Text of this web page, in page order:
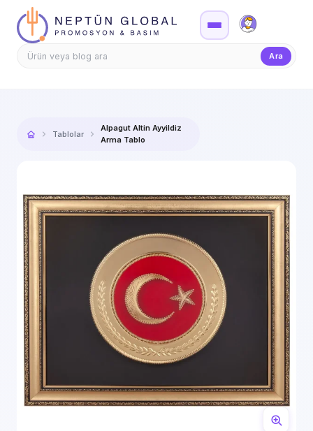
Firma Girişi
Ara
Tablolar
Alpagut Altin Ayyildiz
Arma Tablo